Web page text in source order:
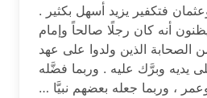
ﻓﺘﻜﻔﻴﺮ ﻳﺰﻳﺪ ﺃﺳﻬﻞ ﺑﻜﺜﻴﺮ .
ﺃﻧﻪ ﻛﺎﻥ ﺭﺟﻠًﺎ ﺻﺎﻟﺤﺎً ﻭﺇﻣﺎﻡ
ﺍﻟﺼﺤﺎﺑﺔ ﺍﻟﺬﻳﻦ ﻭﻟﺪﻭﺍ ﻋﻠﻰ ﻋﻬﺪ
ﻳﺪﻳﻪ ﻭﺑﺮَّﻙ ﻋﻠﻴﻪ . ﻭﺭﺑﻤﺎ ﻓﻀَّﻠﻪ
، ﻭﺭﺑﻤﺎ ﺟﻌﻠﻪ ﺑﻌﻀﻬﻢ ﻧﺒﻴَّﺎ …